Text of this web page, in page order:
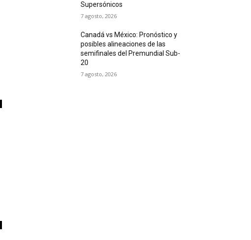
Supersónicos
7 agosto, 2026
Canadá vs México: Pronóstico y
posibles alineaciones de las
semifinales del Premundial Sub-
20
7 agosto, 2026